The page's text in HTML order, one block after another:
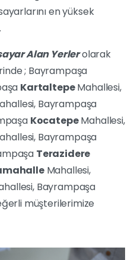
en yüksek
Alan Yerlerolarak
; Bayrampaşa
KartaltepeMahallesi,
Bayrampaşa
KocatepeMahallesi,
Bayrampaşa
Terazidere
Mahallesi,
Bayrampaşa
müşterilerimize